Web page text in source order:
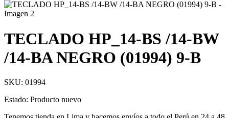
TECLADO HP_14-BS /14-BW
/14-BA NEGRO (01994) 9-B
SKU: 01994
Estado: Producto nuevo